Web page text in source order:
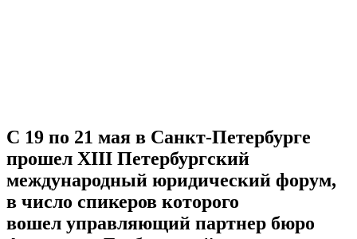
С 19 по 21 мая в Санкт-Петербурге
прошел XIII Петербургский
международный юридический форум,
в число спикеров которого
вошел управляющий партнер бюро